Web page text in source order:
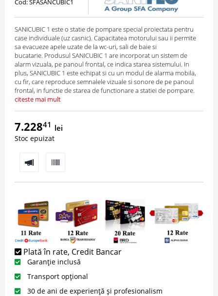
Cod: SFASANCUBIC1
SANICUBIC 1 este o statie de pompare special proiectata pentru
case individuale (uz casnic). Capacitatea motorului sau ii permite
sa evacueze apele uzate de la wc-uri, sali de baie si
bucatarie. Produsul SANICUBIC 1 are incorporat un sistem de
alarm vizuala, pe panoul frontal, ce indica starea sistemului. In
plus, SANICUBIC 1 este echipat si cu un modul de alarma mobila,
cu fir, care reproduce semnalele vizuale si sonore de pe panoul
frontal, in functie de starea de functionare a statiei de pompare.
citeste mai mult
7.22841 lei
Stoc epuizat
Plată în rate, Credit Bancar
Garanție inclusă
Transport opțional
30 de ani de experiență și profesionalism